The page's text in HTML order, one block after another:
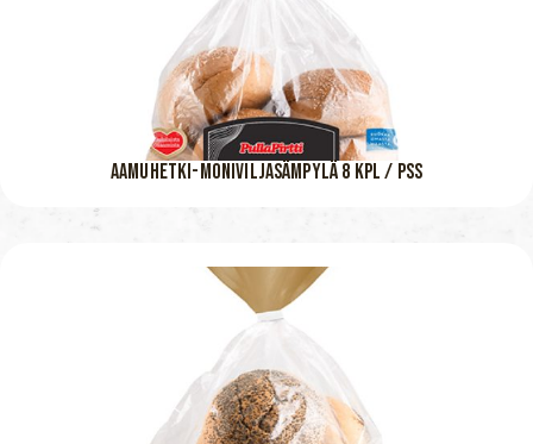
AAMUHETKI-MONIVILJASÄMPYLÄ 8 KPL / PSS